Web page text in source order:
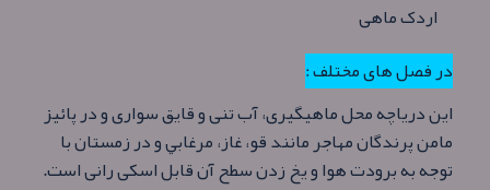
اردک ماهی
در فصل های مختلف :
اين درياچه محل ماهيگيری، آب تنی و قايق سواری و در پائيز
مامن پرندگان مهاجر مانند قو، غاز، مرغابي و در زمستان با
توجه به برودت هوا و يخ زدن سطح آن قابل اسکی رانی است.